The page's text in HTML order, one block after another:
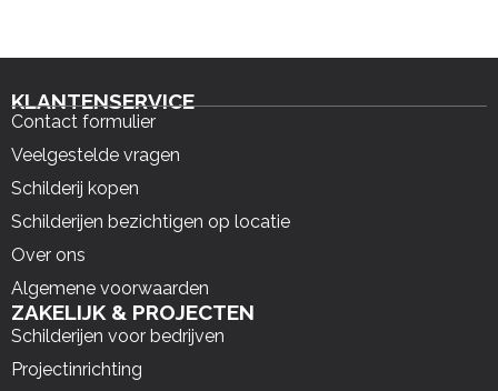
KLANTENSERVICE
Contact formulier
Veelgestelde vragen
Schilderij kopen
Schilderijen bezichtigen op locatie
Over ons
Algemene voorwaarden
ZAKELIJK & PROJECTEN
Schilderijen voor bedrijven
Projectinrichting